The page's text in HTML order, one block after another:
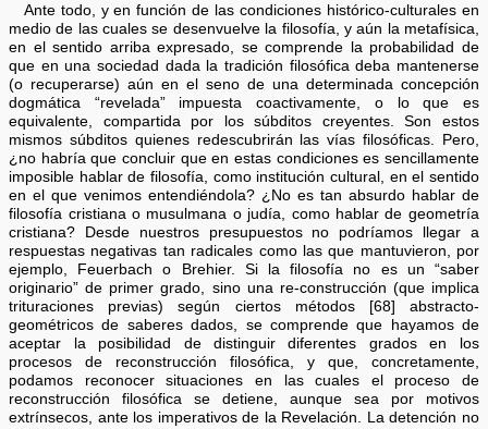
Ante todo, y en función de las condiciones histórico-culturales en
medio de las cuales se desenvuelve la filosofía, y aún la metafísica,
en el sentido arriba expresado, se comprende la probabilidad de
que en una sociedad dada la tradición filosófica deba mantenerse
(o recuperarse) aún en el seno de una determinada concepción
dogmática “revelada” impuesta coactivamente, o lo que es
equivalente, compartida por los súbditos creyentes. Son estos
mismos súbditos quienes redescubrirán las vías filosóficas. Pero,
¿no habría que concluir que en estas condiciones es sencillamente
imposible hablar de filosofía, como institución cultural, en el sentido
en el que venimos entendiéndola? ¿No es tan absurdo hablar de
filosofía cristiana o musulmana o judía, como hablar de geometría
cristiana? Desde nuestros presupuestos no podríamos llegar a
respuestas negativas tan radicales como las que mantuvieron, por
ejemplo, Feuerbach o Brehier. Si la filosofía no es un “saber
originario” de primer grado, sino una re-construcción (que implica
trituraciones previas) según ciertos métodos [68] abstracto-
geométricos de saberes dados, se comprende que hayamos de
aceptar la posibilidad de distinguir diferentes grados en los
procesos de reconstrucción filosófica, y que, concretamente,
podamos reconocer situaciones en las cuales el proceso de
reconstrucción filosófica se detiene, aunque sea por motivos
extrínsecos, ante los imperativos de la Revelación. La detención no